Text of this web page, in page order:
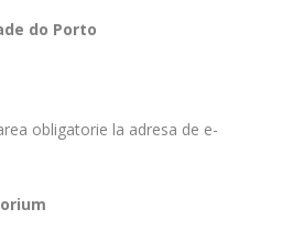
do Porto
obligatorie la adresa de e-